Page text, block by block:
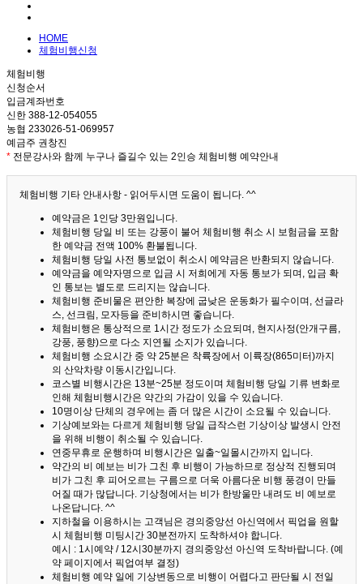
HOME
체험비행신청
체험비행
신청순서
입금계좌번호
신한 388-12-054055
농협 233026-51-069957
예금주 권창진
* 전문강사와 함께 누구나 즐길수 있는 2인승 체험비행 예약안내
체험비행 기타 안내사항 - 읽어두시면 도움이 됩니다. ^^
예약금은 1인당 3만원입니다.
체험비행 당일 비 또는 강풍이 불어 체험비행 취소 시 보험금을 포함
한 예약금 전액 100% 환불됩니다.
체험비행 당일 사전 통보없이 취소시 예약금은 반환되지 않습니다.
예약금을 예약자명으로 입금 시 저희에게 자동 통보가 되며, 입금 확
인 통보는 별도로 드리지는 않습니다.
체험비행 준비물은 편안한 복장에 굽낮은 운동화가 필수이며, 선글라
스, 선크림, 모자등을 준비하시면 좋습니다.
체험비행은 통상적으로 1시간 정도가 소요되며, 현지사정(안개구름,
강풍, 풍향)으로 다소 지연될 소지가 있습니다.
체험비행 소요시간 중 약 25분은 착륙장에서 이륙장(865미터)까지
의 산악차량 이동시간입니다.
코스별 비행시간은 13분~25분 정도이며 체험비행 당일 기류 변화로
인해 체험비행시간은 약간의 가감이 있을 수 있습니다.
10명이상 단체의 경우에는 좀 더 많은 시간이 소요될 수 있습니다.
기상예보와는 다르게 체험비행 당일 급작스런 기상이상 발생시 안전
을 위해 비행이 취소될 수 있습니다.
연중무휴로 운행하며 비행시간은 일출~일몰시간까지 입니다.
약간의 비 예보는 비가 그친 후 비행이 가능하므로 정상적 진행되며
비가 그친 후 피어오르는 구름으로 더욱 아름다운 비행 풍경이 만들
어질 때가 많답니다. 기상청에서는 비가 한방울만 내려도 비 예보로
나온답니다. ^^
지하철을 이용하시는 고객님은 경의중앙선 아신역에서 픽업을 원할
시 체험비행 미팅시간 30분전까지 도착하셔야 합니다.
예시 : 1시예약 / 12시30분까지 경의중앙선 아신역 도착바랍니다. (예
약 페이지에서 픽업여부 결정)
체험비행 예약 일에 기상변동으로 비행이 어렵다고 판단될 시 전일